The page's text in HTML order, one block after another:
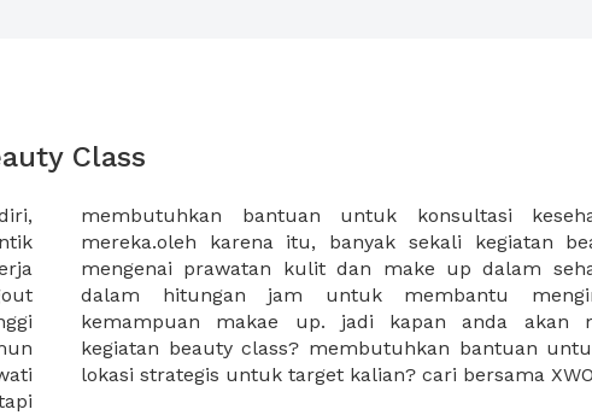
Class
lokasi strategis untuk target kalian? cari bersama